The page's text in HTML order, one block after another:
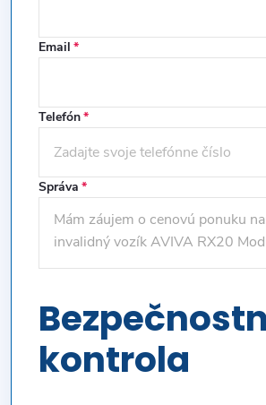
Email
Telefón
Správa
kontrola